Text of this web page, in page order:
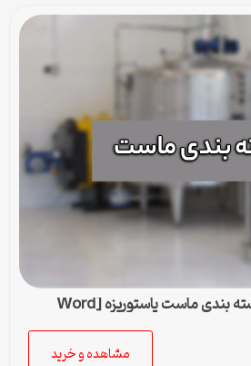
دانلود طرح توجیهی بسته بندی ماست پاستوریزه [Word
مشاهده و خرید